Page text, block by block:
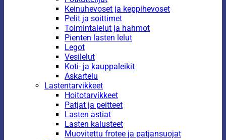
Keinuhevoset ja keppihevoset
Pelit ja soittimet
Toimintalelut ja hahmot
Pienten lasten lelut
Legot
Vesilelut
Koti- ja kauppaleikit
Askartelu
Lastentarvikkeet
Hoitotarvikkeet
Patjat ja peitteet
Lasten astiat
Lasten kalusteet
Muovitettu frotee ja patjansuojat